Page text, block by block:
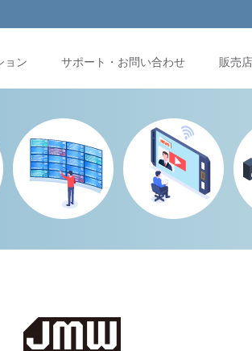
ョン サポート・お問い合わせ 販売